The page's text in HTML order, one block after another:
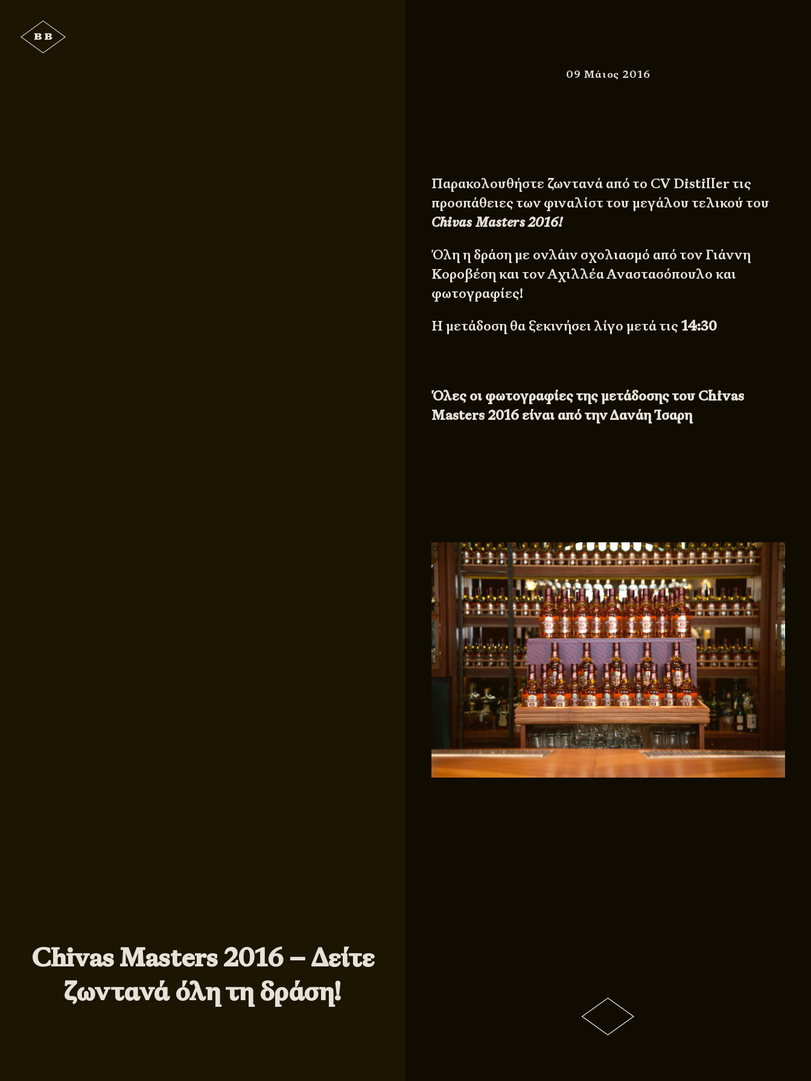
Chivas Masters 2016 – Δείτε
ζωντανά όλη τη δράση!
09 Μάιος 2016
Παρακολουθήστε ζωντανά από το CV Distiller τις
προσπάθειες των φιναλίστ του μεγάλου τελικού του
Chivas Masters 2016!
Όλη η δράση με ονλάιν σχολιασμό από τον Γιάννη
Κοροβέση και τον Αχιλλέα Αναστασόπουλο και
φωτογραφίες!
Η μετάδοση θα ξεκινήσει λίγο μετά τις14:30
Όλες οι φωτογραφίες της μετάδοσης του Chivas
Masters 2016 είναι από την Δανάη Ίσαρη